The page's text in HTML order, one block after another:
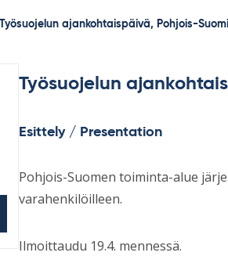
Työsuojelun ajankohtaispäivä, Pohjois-Suomi
Työsuojelun
Esittely / Presentation
Pohjois-Suomen toiminta-alue
varahenkilöilleen.
Ilmoittaudu 19.4. mennessä.